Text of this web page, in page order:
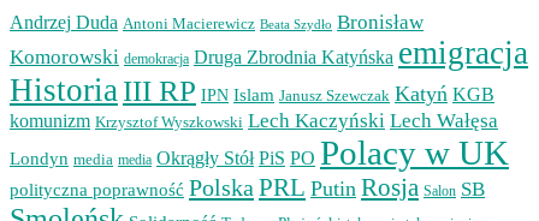
Andrzej Duda Antoni Macierewicz Beata Szydło Bronisław
Komorowski demokracja Druga Zbrodnia Katyńska emigracja
Historia III RP IPN Islam Janusz Szewczak Katyń KGB
komunizm Krzysztof Wyszkowski Lech Kaczyński Lech Wałęsa
Londyn media media Okrągły Stół PiS PO Polacy w UK
polityczna poprawność Polska PRL Putin Rosja Salon SB